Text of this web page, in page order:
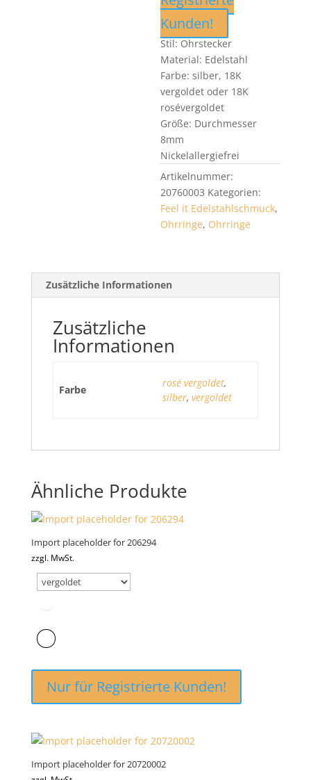
Kunden!
Stil: Ohrstecker
Material: Edelstahl
Farbe: silber, 18K
vergoldet oder 18K
rosévergoldet
Größe: Durchmesser
8mm
Nickelallergiefrei
Artikelnummer:
20760003 Kategorien:
Feel it Edelstahlschmuck,
Ohrringe, Ohrringe
Zusätzliche Informationen
Zusätzliche
Informationen
Farbe
rosé vergoldet,
silber, vergoldet
Ähnliche Produkte
Import placeholder for 206294
zzgl. MwSt.
Nur für Registrierte Kunden!
Import placeholder for 20720002